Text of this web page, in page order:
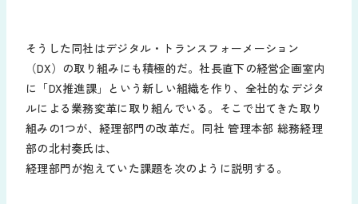
そうした同社はデジタル・トランスフォーメーション
（DX）の取り組みにも積極的だ。社長直下の経営企画室内
に「DX推進課」という新しい組織を作り、全社的なデジタ
ルによる業務変革に取り組んでいる。そこで出てきた取り
組みの1つが、経理部門の改革だ。同社 管理本部 総務経理
部の北村奏氏は、
経理部門が抱えていた課題を次のように説明する。